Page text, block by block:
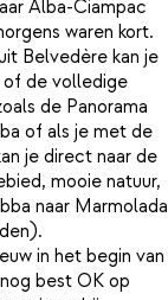
Alba-Ciampac
waren kort.
Belvedère kan je
of de volledige
de Panorama
of als je met de
je direct naar de
mooie natuur,
naar Marmolada
in het begin van
best OK op